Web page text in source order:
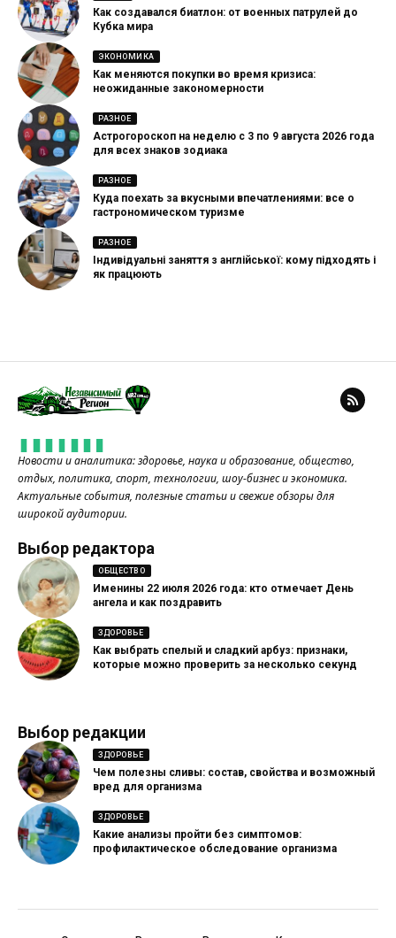
Как создавался биатлон: от военных патрулей до
Кубка мира
ЭКОНОМИКА
Как меняются покупки во время кризиса:
неожиданные закономерности
РАЗНОЕ
Астрогороскоп на неделю с 3 по 9 августа 2026 года
для всех знаков зодиака
РАЗНОЕ
Куда поехать за вкусными впечатлениями: все о
гастрономическом туризме
РАЗНОЕ
Індивідуальні заняття з англійської: кому підходять і
як працюють
Новости и аналитика: здоровье, наука и образование, общество,
отдых, политика, спорт, технологии, шоу-бизнес и экономика.
Актуальные события, полезные статьи и свежие обзоры для
широкой аудитории.
Выбор редактора
ОБЩЕСТВО
Именины 22 июля 2026 года: кто отмечает День
ангела и как поздравить
ЗДОРОВЬЕ
Как выбрать спелый и сладкий арбуз: признаки,
которые можно проверить за несколько секунд
Выбор редакции
ЗДОРОВЬЕ
Чем полезны сливы: состав, свойства и возможный
вред для организма
ЗДОРОВЬЕ
Какие анализы пройти без симптомов:
профилактическое обследование организма